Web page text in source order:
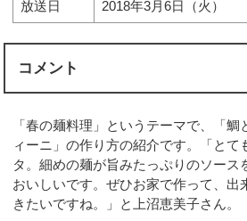
放送日 2018年3月6日（火）
コメント
「春の麺料理」というテーマで、「
ィーニ」の作り方の紹介です。「とて
タ。細めの麺が旨みたっぷりのソース
おいしいです。ぜひお家で作って、出
きたいですね。」と上沼恵美子さん。